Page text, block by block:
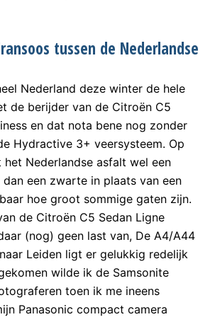
tussen de Nederlandse
Nederland deze winter de hele
de berijder van de Citroën C5
en dat nota bene nog zonder
Hydractive 3+ veersysteem. Op
Nederlandse asfalt wel een
dan een zwarte in plaats van een
hoe groot sommige gaten zijn.
de Citroën C5 Sedan Ligne
(nog) geen last van, De A4/A44
Leiden ligt er gelukkig redelijk
wilde ik de Samsonite
toen ik me ineens
Panasonic compact camera